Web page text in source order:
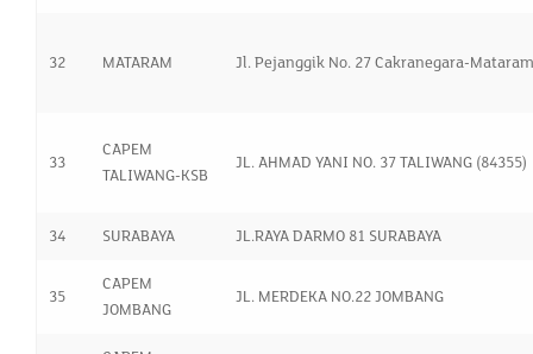
32 MATARAM Jl. Pejanggik No. 27 Cakranegara-Mataram
33
CAPEM
TALIWANG-KSB
JL. AHMAD YANI NO. 37 TALIWANG (84355)
34 SURABAYA JL.RAYA DARMO 81 SURABAYA
35
CAPEM
JOMBANG
JL. MERDEKA NO.22 JOMBANG